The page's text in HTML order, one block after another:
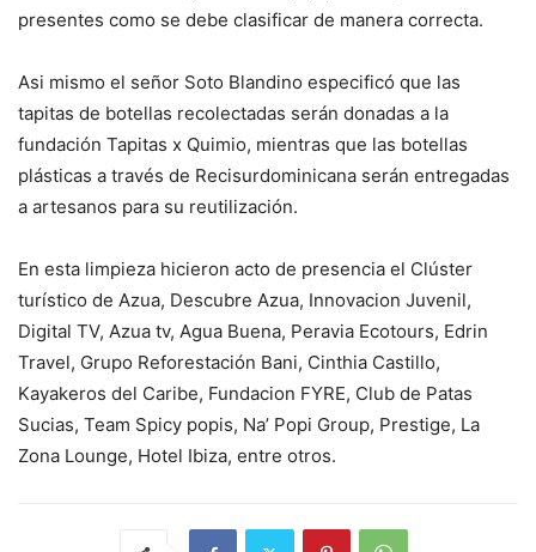
presentes como se debe clasificar de manera correcta.
Asi mismo el señor Soto Blandino especificó que las
tapitas de botellas recolectadas serán donadas a la
fundación Tapitas x Quimio, mientras que las botellas
plásticas a través de Recisurdominicana serán entregadas
a artesanos para su reutilización.
En esta limpieza hicieron acto de presencia el Clúster
turístico de Azua, Descubre Azua, Innovacion Juvenil,
Digital TV, Azua tv, Agua Buena, Peravia Ecotours, Edrin
Travel, Grupo Reforestación Bani, Cinthia Castillo,
Kayakeros del Caribe, Fundacion FYRE, Club de Patas
Sucias, Team Spicy popis, Na’ Popi Group, Prestige, La
Zona Lounge, Hotel Ibiza, entre otros.